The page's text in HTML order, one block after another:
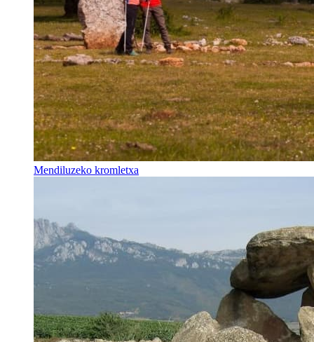
Mendiluzeko kromletxa